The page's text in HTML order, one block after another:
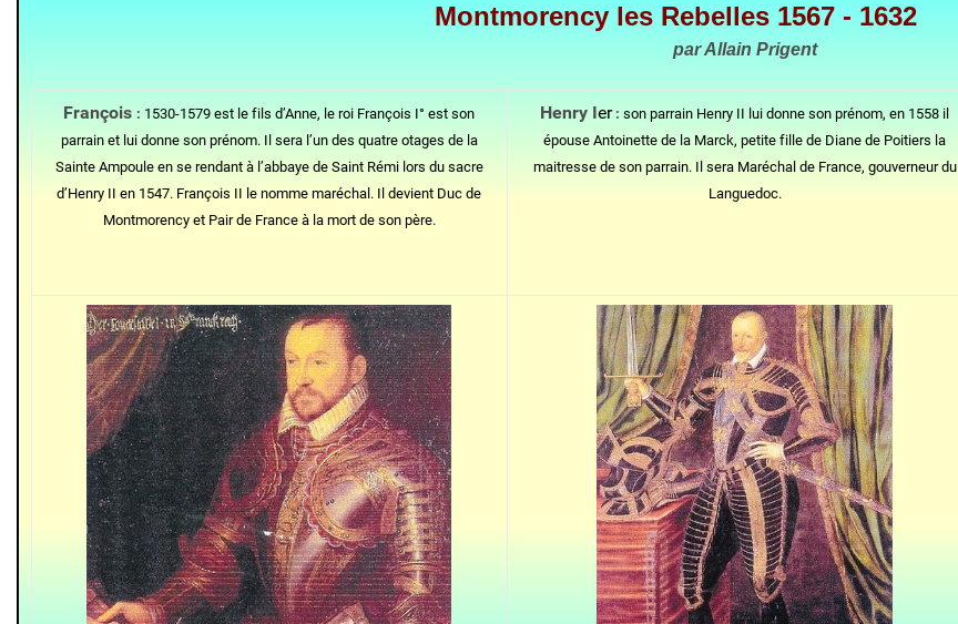
Montmorency les Rebelles 1567 - 1632
par Allain Prigent
François : 1530-1579 est le fils d’Anne, le roi François I° est son
parrain et lui donne son prénom. Il sera l’un des quatre otages de la
Sainte Ampoule en se rendant à l’abbaye de Saint Rémi lors du sacre
d’Henry II en 1547. François II le nomme maréchal. Il devient Duc de
Montmorency et Pair de France à la mort de son père.
Henry Ier: son parrain Henry II lui donne son prénom, en 1558 il
épouse Antoinette de la Marck, petite fille de Diane de Poitiers la
maitresse de son parrain. Il sera Maréchal de France, gouverneur du
Languedoc.